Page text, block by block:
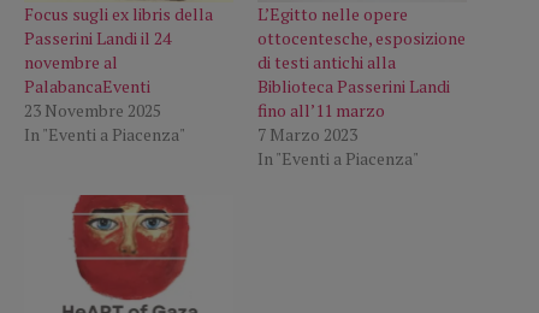
Focus sugli ex libris della
Passerini Landi il 24
novembre al
PalabancaEventi
23 Novembre 2025
In "Eventi a Piacenza"
L’Egitto nelle opere
ottocentesche, esposizione
di testi antichi alla
Biblioteca Passerini Landi
fino all’11 marzo
7 Marzo 2023
In "Eventi a Piacenza"